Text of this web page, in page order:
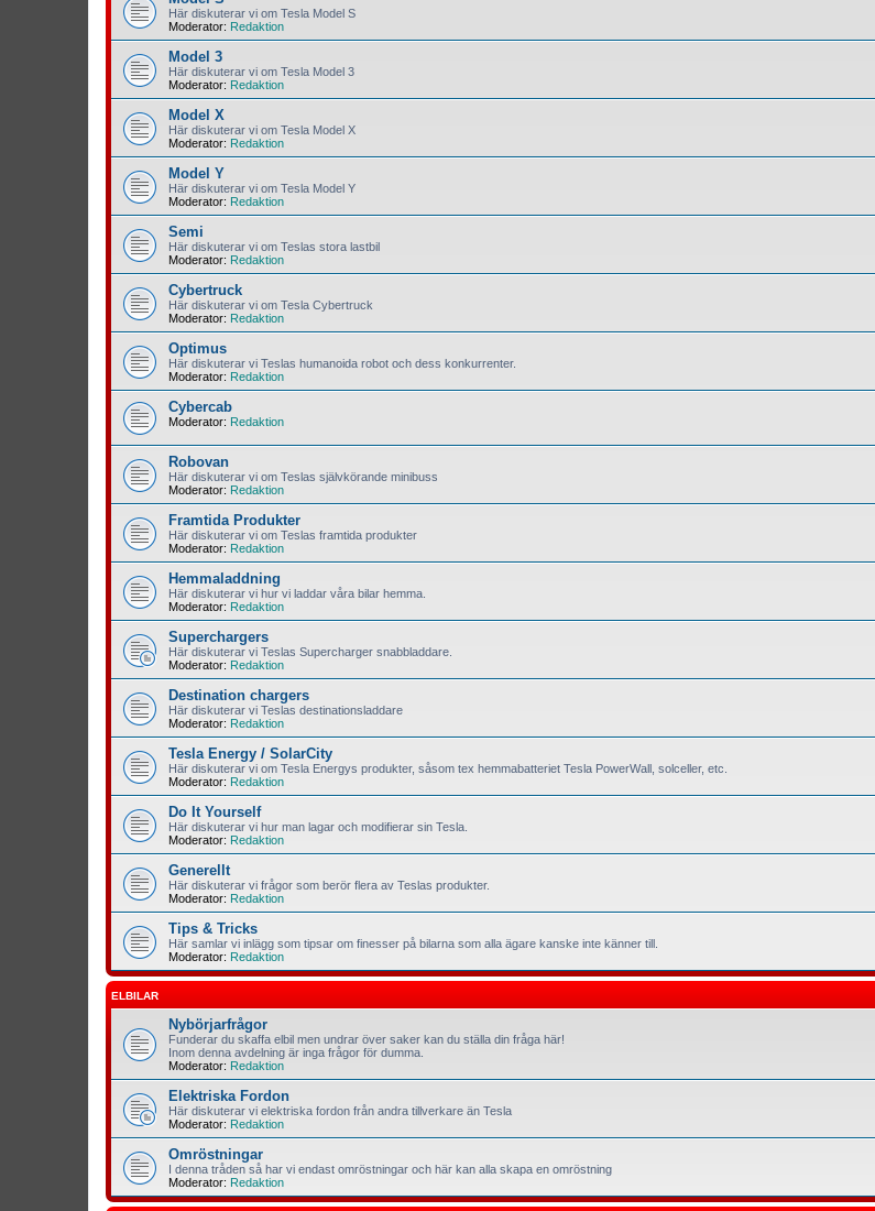
Här diskuterar vi om Tesla Model S
Moderator: Redaktion
Model 3
Här diskuterar vi om Tesla Model 3
Moderator: Redaktion
Model X
Här diskuterar vi om Tesla Model X
Moderator: Redaktion
Model Y
Här diskuterar vi om Tesla Model Y
Moderator: Redaktion
Semi
Här diskuterar vi om Teslas stora lastbil
Moderator: Redaktion
Cybertruck
Här diskuterar vi om Tesla Cybertruck
Moderator: Redaktion
Optimus
Här diskuterar vi Teslas humanoida robot och dess konkurrenter.
Moderator: Redaktion
Cybercab
Moderator: Redaktion
Robovan
Här diskuterar vi om Teslas självkörande minibuss
Moderator: Redaktion
Framtida Produkter
Här diskuterar vi om Teslas framtida produkter
Moderator: Redaktion
Hemmaladdning
Här diskuterar vi hur vi laddar våra bilar hemma.
Moderator: Redaktion
Superchargers
Här diskuterar vi Teslas Supercharger snabbladdare.
Moderator: Redaktion
Destination chargers
Här diskuterar vi Teslas destinationsladdare
Moderator: Redaktion
Tesla Energy / SolarCity
Här diskuterar vi om Tesla Energys produkter, såsom tex hemmabatteriet Tesla PowerWall, solceller, etc.
Moderator: Redaktion
Do It Yourself
Här diskuterar vi hur man lagar och modifierar sin Tesla.
Moderator: Redaktion
Generellt
Här diskuterar vi frågor som berör flera av Teslas produkter.
Moderator: Redaktion
Tips & Tricks
Här samlar vi inlägg som tipsar om finesser på bilarna som alla ägare kanske inte känner till.
Moderator: Redaktion
ELBILAR
Nybörjarfrågor
Funderar du skaffa elbil men undrar över saker kan du ställa din fråga här!
Inom denna avdelning är inga frågor för dumma.
Moderator: Redaktion
Elektriska Fordon
Här diskuterar vi elektriska fordon från andra tillverkare än Tesla
Moderator: Redaktion
Omröstningar
I denna tråden så har vi endast omröstningar och här kan alla skapa en omröstning
Moderator: Redaktion